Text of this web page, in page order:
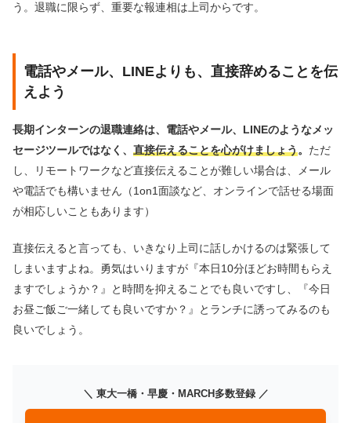
う。退職に限らず、重要な報連相は上司からです。
電話やメール、LINEよりも、直接辞めることを伝
えよう
長期インターンの退職連絡は、電話やメール、LINEのようなメッ
セージツールではなく、 直接伝えることを心がけましょう。 ただ
し、リモートワークなど直接伝えることが難しい場合は、メール
や電話でも構いません（1on1面談など、オンラインで話せる場面
が相応しいこともあります）
直接伝えると言っても、いきなり上司に話しかけるのは緊張して
しまいますよね。勇気はいりますが『本日10分ほどお時間もらえ
ますでしょうか？』と時間を抑えることでも良いですし、『今日
お昼ご飯ご一緒しても良いですか？』とランチに誘ってみるのも
良いでしょう。
＼ 東大一橋・早慶・MARCH多数登録 ／